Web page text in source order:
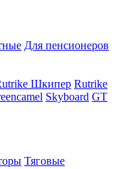
Для пенсионеров
Шкипер Rutrike
Skyboard GT
Тяговые